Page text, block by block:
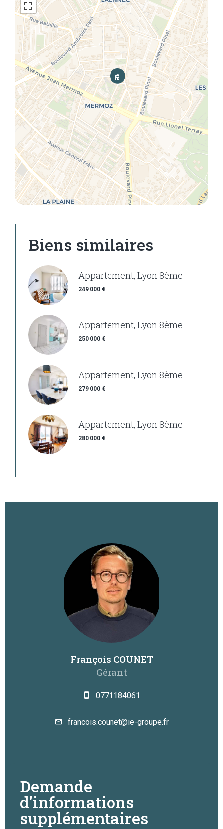
Biens similaires
Appartement, Lyon 8ème
249 000 €
Appartement, Lyon 8ème
250 000 €
Appartement, Lyon 8ème
279 000 €
Appartement, Lyon 8ème
280 000 €
François COUNET
Gérant
0771184061
francois.counet@ie-groupe.fr
Demande
d'informations
supplémentaires